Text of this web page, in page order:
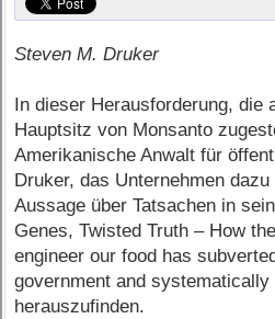
Steven M. Druker
In dieser Herausforderung, die
Hauptsitz von Monsanto
Amerikanische Anwalt für
Druker, das Unternehmen
Aussage über Tatsachen in
Genes, Twisted Truth – How
engineer our food has
government and systematically
herauszufinden.